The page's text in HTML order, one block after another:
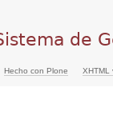
de
Hecho con Plone XHTML